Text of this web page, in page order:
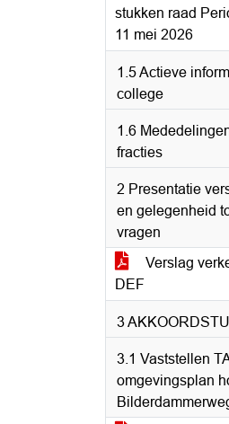
stukken raad
11 mei 2026
1.5 Actieve
college
1.6
fracties
2 Presentatie
en gelegenheid
vragen
Verslag
DEF
3
3.1 Vaststellen
omgevingsplan